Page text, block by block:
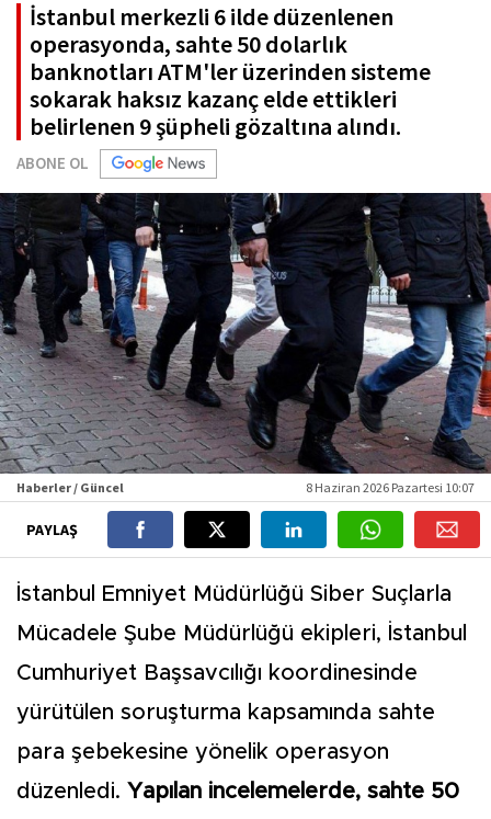
İstanbul merkezli 6 ilde düzenlenen
operasyonda, sahte 50 dolarlık
banknotları ATM'ler üzerinden sisteme
sokarak haksız kazanç elde ettikleri
belirlenen 9 şüpheli gözaltına alındı.
ABONE OL
Haberler / Güncel 8 Haziran 2026 Pazartesi 10:07
PAYLAŞ
İstanbul Emniyet Müdürlüğü Siber Suçlarla
Mücadele Şube Müdürlüğü ekipleri, İstanbul
Cumhuriyet Başsavcılığı koordinesinde
yürütülen soruşturma kapsamında sahte
para şebekesine yönelik operasyon
düzenledi. Yapılan incelemelerde, sahte 50